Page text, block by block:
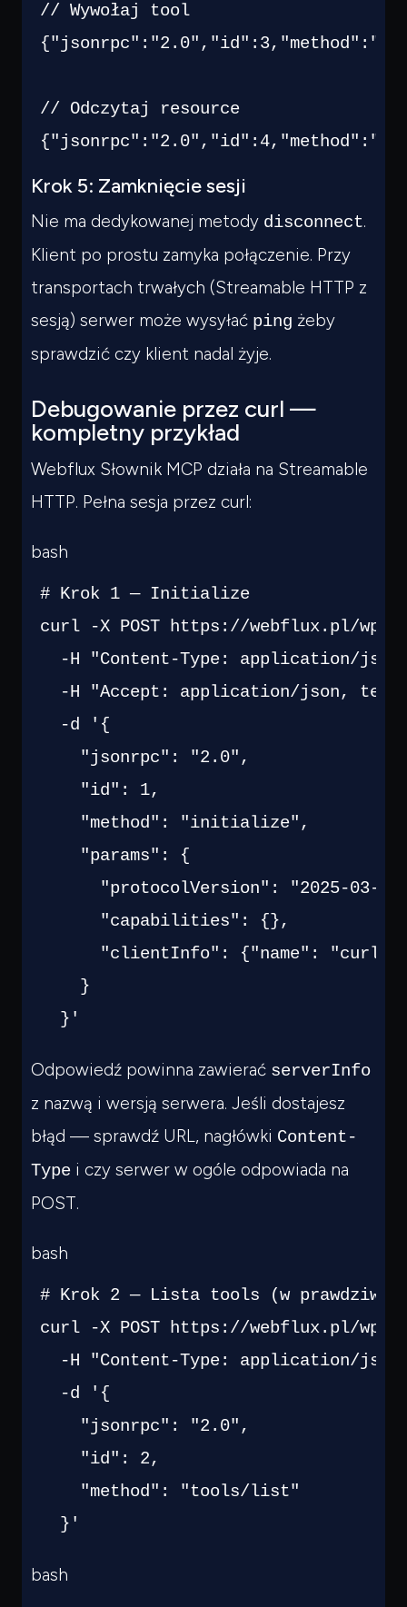
// Wywołaj tool
{"jsonrpc" : "2.0" , "id" : 3, "method" :
// Odczytaj resource
{"jsonrpc" : "2.0" , "id" : 4, "method" :
Krok 5: Zamknięcie sesji
Nie ma dedykowanej metody disconnect.
Klient po prostu zamyka połączenie. Przy
transportach trwałych (Streamable HTTP z
sesją) serwer może wysyłać ping żeby
sprawdzić czy klient nadal żyje.
Debugowanie przez curl —
kompletny przykład
Webflux Słownik MCP działa na Streamable
HTTP. Pełna sesja przez curl:
bash
  }'
Odpowiedź powinna zawierać serverInfo
z nazwą i wersją serwera. Jeśli dostajesz
błąd — sprawdź URL, nagłówki Content-
Type i czy serwer w ogóle odpowiada na
POST.
bash
  }'
bash